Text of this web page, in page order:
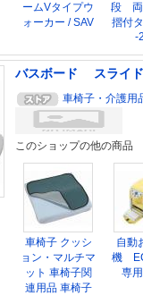
ームVタイプウ
ォーカー / SAV
段 両
摺付
-
バスボード スライ
車椅子・介護用
このショップの他の商品
車椅子 クッシ
ョン・マルチマ
ット 車椅子関
連用品 車椅子
自動
機
専